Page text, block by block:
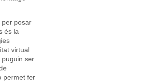
per posar
és la
virtual
puguin ser
permet fer